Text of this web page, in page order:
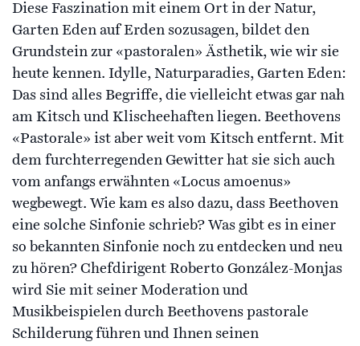
Diese Faszination mit einem Ort in der Natur,
Garten Eden auf Erden sozusagen, bildet den
Grundstein zur «pastoralen» Ästhetik, wie wir sie
heute kennen. Idylle, Naturparadies, Garten Eden:
Das sind alles Begriffe, die vielleicht etwas gar nah
am Kitsch und Klischeehaften liegen. Beethovens
«Pastorale» ist aber weit vom Kitsch entfernt. Mit
dem furchterregenden Gewitter hat sie sich auch
vom anfangs erwähnten «Locus amoenus»
wegbewegt. Wie kam es also dazu, dass Beethoven
eine solche Sinfonie schrieb? Was gibt es in einer
so bekannten Sinfonie noch zu entdecken und neu
zu hören? Chefdirigent Roberto González-Monjas
wird Sie mit seiner Moderation und
Musikbeispielen durch Beethovens pastorale
Schilderung führen und Ihnen seinen